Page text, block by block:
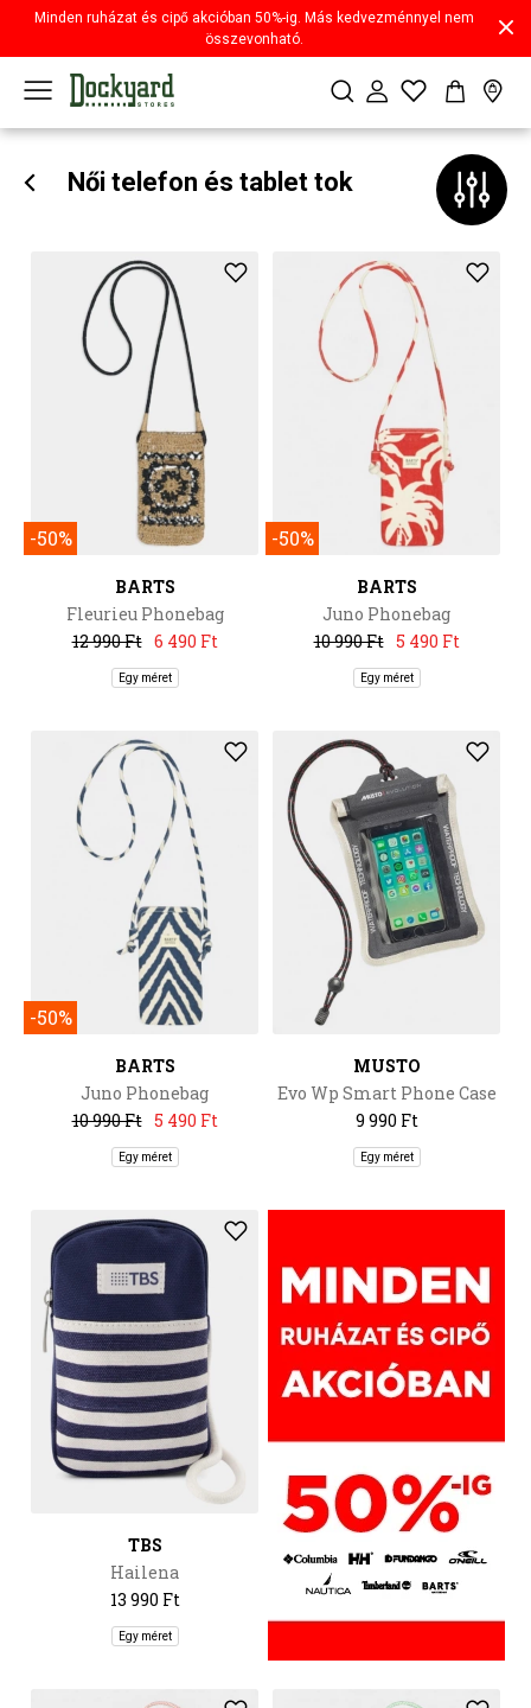
Minden ruházat és cipő akcióban 50%-ig. Más kedvezménnyel nem
összevonható.
Női telefon és tablet tok
-50%
BARTS
Fleurieu Phonebag
12 990 Ft 6 490 Ft
Egy méret
-50%
BARTS
Juno Phonebag
10 990 Ft 5 490 Ft
Egy méret
-50%
BARTS
Juno Phonebag
10 990 Ft 5 490 Ft
Egy méret
MUSTO
Evo Wp Smart Phone Case
2.0
9 990 Ft
Egy méret
TBS
Hailena
13 990 Ft
Egy méret